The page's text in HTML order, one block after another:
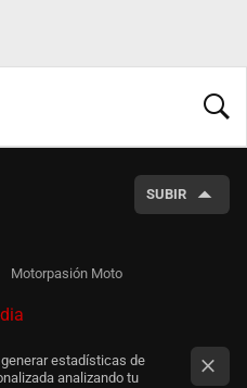
SUBIR
Motorpasión Moto
estadísticas de
analizando tu